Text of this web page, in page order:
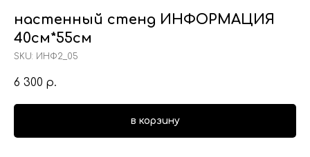
настенный стенд ИНФОРМАЦИЯ
40см*55см
SKU: ИНФ2_05
6 300 р.
в корзину